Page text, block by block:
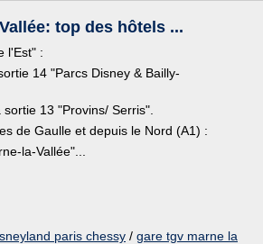
top des hôtels ...
l'Est" :
14 "Parcs Disney & Bailly-
13 "Provins/ Serris".
de Gaulle et depuis le Nord (A1) :
la-Vallée"...
paris chessy / gare tgv marne la